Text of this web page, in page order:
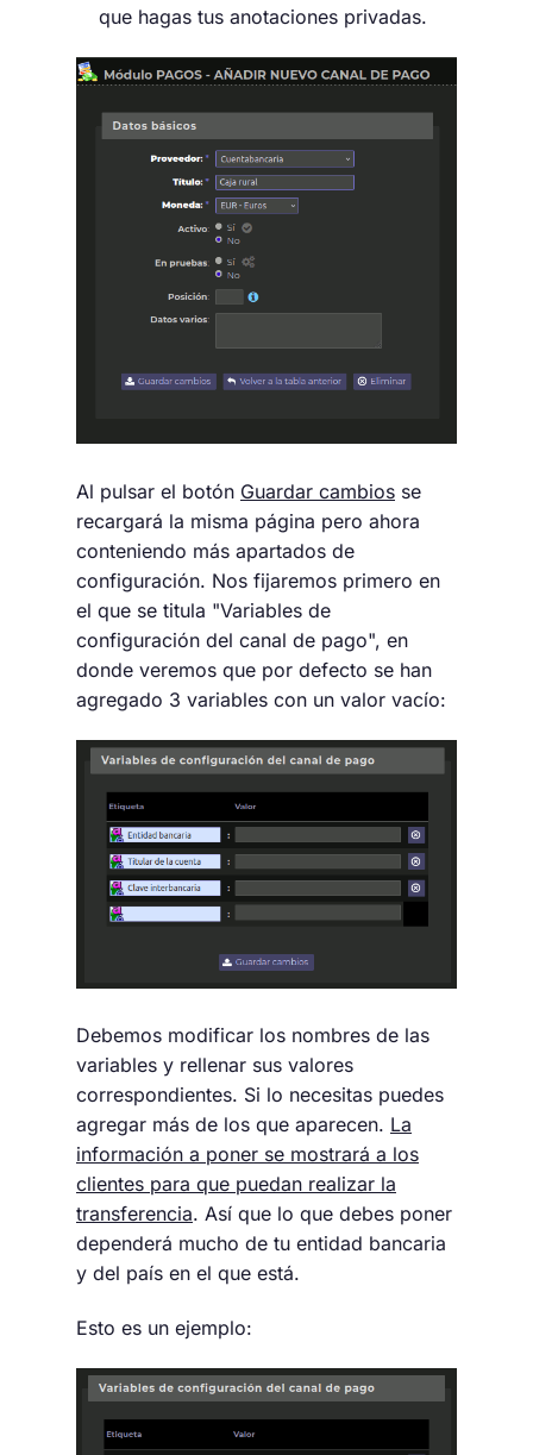
que hagas tus anotaciones privadas.
Al pulsar el botón Guardar cambios se
recargará la misma página pero ahora
conteniendo más apartados de
configuración. Nos fijaremos primero en
el que se titula "Variables de
configuración del canal de pago", en
donde veremos que por defecto se han
agregado 3 variables con un valor vacío:
Debemos modificar los nombres de las
variables y rellenar sus valores
correspondientes. Si lo necesitas puedes
agregar más de los que aparecen. La
información a poner se mostrará a los
clientes para que puedan realizar la
transferencia. Así que lo que debes poner
dependerá mucho de tu entidad bancaria
y del país en el que está.
Esto es un ejemplo: